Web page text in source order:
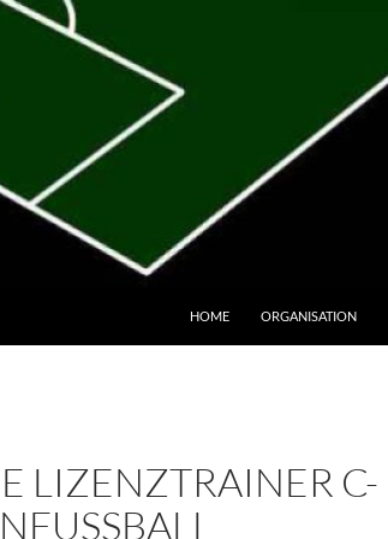
HOME ORGANISATION
LIZENZTRAINER C-